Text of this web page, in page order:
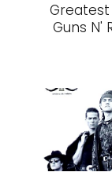
Guns N'